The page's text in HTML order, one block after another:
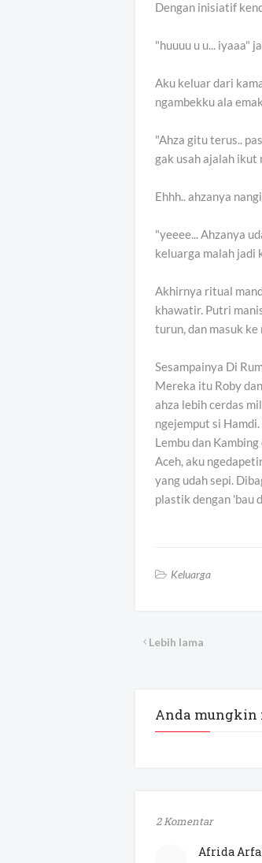
Dengan inisiatif
"huuuu u u... iyaaa"
Aku keluar dari
ngambekku ala
"Ahza gitu terus..
gak usah ajalah ikut
Ehhh.. ahzanya
"yeeee... Ahzanya
keluarga malah jadi
Akhirnya ritual
khawatir. Putri
turun, dan masuk
Sesampainya Di
Mereka itu Roby
ahza lebih cerdas
ngejemput si
Lembu dan
Aceh, aku
yang udah sepi.
plastik dengan 'bau
Keluarga
Lebih lama
Anda
2 Komentar
Afrida